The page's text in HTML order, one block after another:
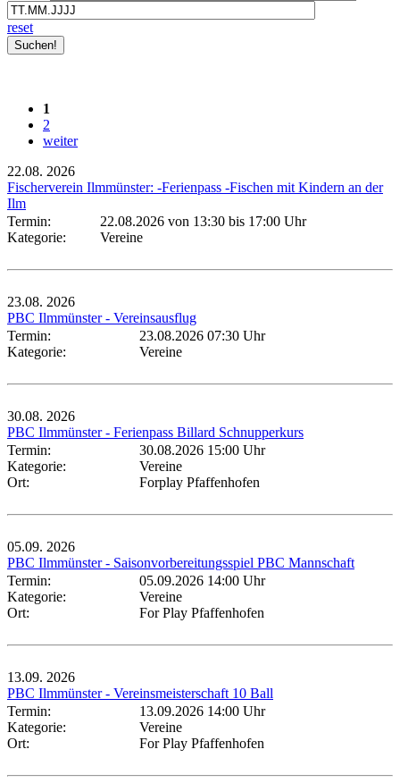
reset
1
2
weiter
22.08. 2026
Fischerverein Ilmmünster: -Ferienpass -Fischen mit Kindern an der
Ilm
Termin:
22.08.2026 von 13:30 bis 17:00 Uhr
Kategorie:
Vereine
23.08. 2026
PBC Ilmmünster - Vereinsausflug
Termin:
23.08.2026 07:30 Uhr
Kategorie:
Vereine
30.08. 2026
PBC Ilmmünster - Ferienpass Billard Schnupperkurs
Termin:
30.08.2026 15:00 Uhr
Kategorie:
Vereine
Ort:
Forplay Pfaffenhofen
05.09. 2026
PBC Ilmmünster - Saisonvorbereitungsspiel PBC Mannschaft
Termin:
05.09.2026 14:00 Uhr
Kategorie:
Vereine
Ort:
For Play Pfaffenhofen
13.09. 2026
PBC Ilmmünster - Vereinsmeisterschaft 10 Ball
Termin:
13.09.2026 14:00 Uhr
Kategorie:
Vereine
Ort:
For Play Pfaffenhofen